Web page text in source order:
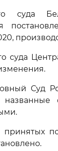
суда
Суд